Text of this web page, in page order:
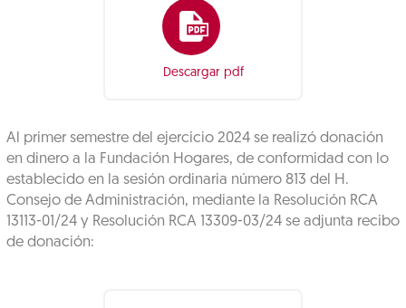
Descargar pdf
Al primer semestre del ejercicio 2024 se realizó donación
en dinero a la Fundación Hogares, de conformidad con lo
establecido en la sesión ordinaria número 813 del H.
Consejo de Administración, mediante la Resolución RCA
13113-01/24 y Resolución RCA 13309-03/24 se adjunta recibo
de donación: